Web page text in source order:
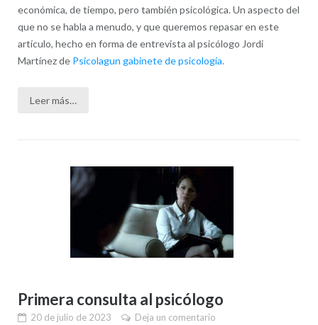
económica, de tiempo, pero también psicológica. Un aspecto del
que no se habla a menudo, y que queremos repasar en este
artículo, hecho en forma de entrevista al psicólogo Jordi
Martínez de Psicolagun gabinete de psicología.
Leer más…
Primera consulta al psicólogo
20 de julio de 2023 Deja un comentario